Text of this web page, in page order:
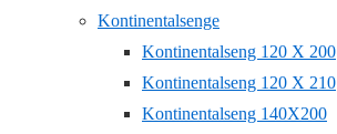
Kontinentalsenge
Kontinentalseng 120 X 200
Kontinentalseng 120 X 210
Kontinentalseng 140X200